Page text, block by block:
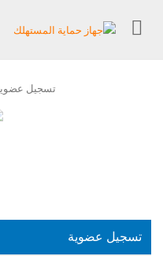
تسجيل
تسجيل عضوية